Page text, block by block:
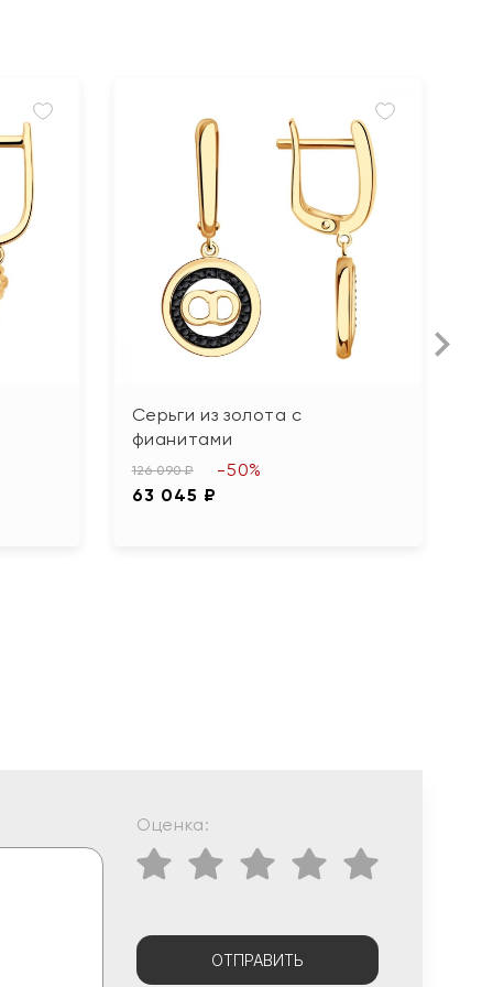
Серьги из золота с
фианитами
126 090 ₽
63 045 ₽
-50%
Оценка:
ОТПРАВИТЬ